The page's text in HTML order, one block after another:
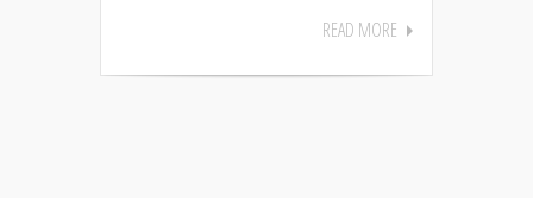
READ MORE